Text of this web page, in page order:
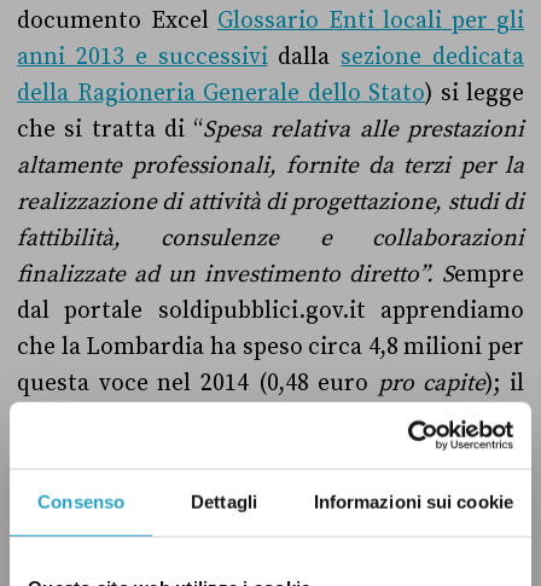
Consenso Dettagli Informazioni sui cookie
documento Excel Glossario Enti locali per gli
anni 2013 e successividalla sezione dedicata
della Ragioneria Generale dello Stato) si legge
che si tratta di “Spesa relativa alle prestazioni
altamente professionali, fornite da terzi per la
realizzazione di attività di progettazione, studi di
fattibilità, consulenze e collaborazioni
finalizzate ad un investimento diretto”. Sempre
dal portale soldipubblici.gov.it apprendiamo
che la Lombardia ha speso circa 4,8 milioni per
questa voce nel 2014 (0,48 euro pro capite); il
totale delle Regioni era 55,9 milioni (0,92 euro).
In questo caso stiamo parlando quindi di
appena la metà, non un quinto.